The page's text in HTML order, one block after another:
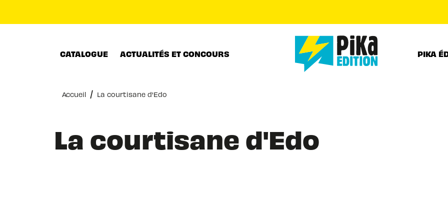
CATALOGUE ACTUALITÉS ET CONCOURS PIKA
Accueil / La courtisane d'Edo
La courtisane d'Edo